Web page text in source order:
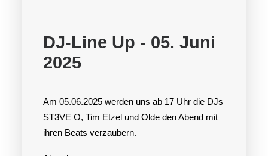
DJ-Line Up - 05. Juni
2025
Am 05.06.2025 werden uns ab 17 Uhr die DJs
ST3VE O, Tim Etzel und Olde den Abend mit
ihren Beats verzaubern.